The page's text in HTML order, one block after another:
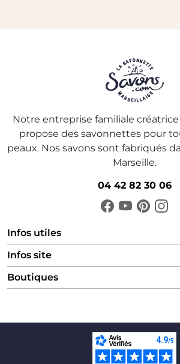
Notre entreprise familiale créatrice
propose des savonnettes pour
peaux. Nos savons sont fabriqués
Marseille.
04 42 82 30 06
Infos utiles
Infos site
Boutiques